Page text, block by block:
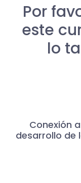
Por
este
lo
Conexión
desarrollo de